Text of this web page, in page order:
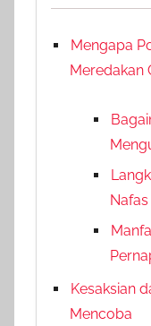
Mengapa
Meredakan
Kesaksian
Mencoba